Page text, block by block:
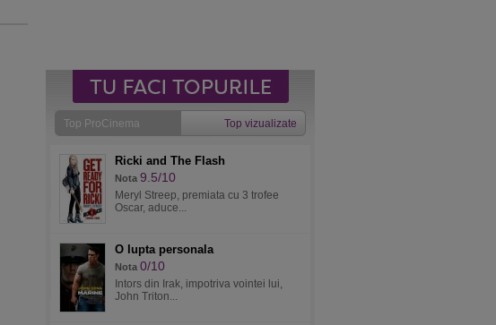
Top ProCinema Top vizualizate
Ricki and The Flash
Nota 9.5/10
Meryl Streep, premiata cu 3 trofee
Oscar, aduce...
O lupta personala
Nota 0/10
Intors din Irak, impotriva vointei lui,
John Triton...